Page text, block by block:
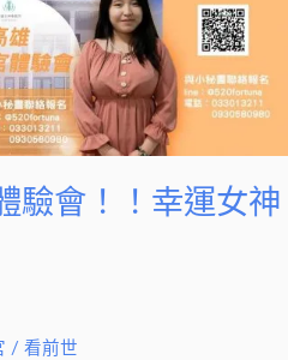
驗會！！幸運女神
/ 看前世